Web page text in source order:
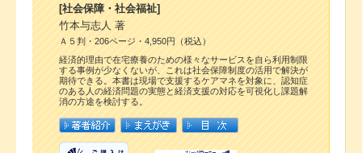
[社会保障・社会福祉]
竹本与志人 著
Ａ５判・206ページ・4,950円（税込）
経済的理由で在宅療養のための様々なサービスを自ら利用制限
する事例が少なくないが、これは社会保障制度の活用で解決が
期待できる。本書は現場で支援するケアマネを対象に、認知症
のある人の経済問題の実態と経済支援の対応を可視化し課題解
消の方途を検討する。